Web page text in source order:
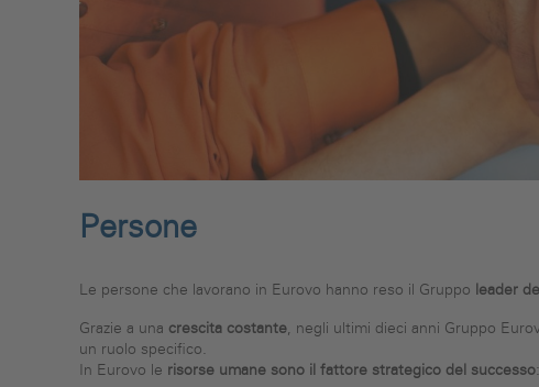
Persone
Le persone che lavorano in Eurovo hanno reso il Gruppo leader
Grazie a una crescita costante, negli ultimi dieci anni Gruppo
un ruolo specifico.
In Eurovo le risorse umane sono il fattore strategico del successo